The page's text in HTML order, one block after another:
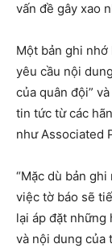
vấn đề gây xao
Một bản ghi
yêu cầu nội
của quân đội”
tin tức từ các
như Associated
“Mặc dù bản
việc tờ báo sẽ
lại áp đặt những
và nội dung của